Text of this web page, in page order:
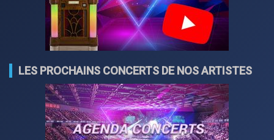
LES PROCHAINS CONCERTS DE NOS ARTISTES